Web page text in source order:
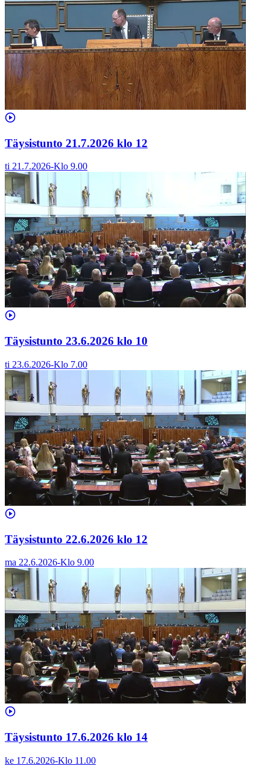
Täysistunto 21.7.2026 klo 12
ti 21.7.2026-Klo 9.00
Täysistunto 23.6.2026 klo 10
ti 23.6.2026-Klo 7.00
Täysistunto 22.6.2026 klo 12
ma 22.6.2026-Klo 9.00
Täysistunto 17.6.2026 klo 14
ke 17.6.2026-Klo 11.00